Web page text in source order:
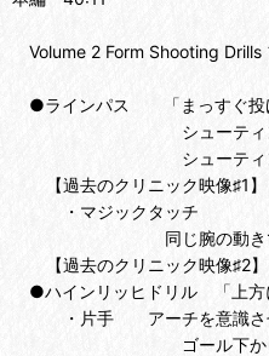
Volume 2 Form Shooting Drills
●ラインパス 「まっすぐ投げ
シューティング・ライ
シューティング・ライン
【過去のクリニック映像♯1】
・マジックタッチ
同じ腕の動きで、ティッ
【過去のクリニック映像♯2】
●ハインリッヒドリル 「上方
・片手 アーチを意識させ
ゴール下から片手でリ